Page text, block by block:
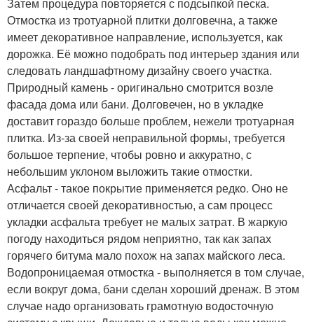
Отмостка из тротуарной плитки долговечна, а также
имеет декоративное направление, используется, как
дорожка. Её можно подобрать под интерьер здания или
следовать ландшафтному дизайну своего участка.
Природный камень - оригинально смотрится возле
фасада дома или бани. Долговечен, но в укладке
доставит гораздо больше проблем, нежели тротуарная
плитка. Из-за своей неправильной формы, требуется
большое терпение, чтобы ровно и аккуратно, с
небольшим уклоном выложить такие отмостки.
Асфальт - такое покрытие применяется редко. Оно не
отличается своей декоративностью, а сам процесс
укладки асфальта требует не малых затрат. В жаркую
погоду находиться рядом неприятно, так как запах
горячего битума мало похож на запах майского леса.
Водопроницаемая отмостка - выполняется в том случае,
если вокруг дома, бани сделан хороший дренаж. В этом
случае надо организовать грамотную водосточную